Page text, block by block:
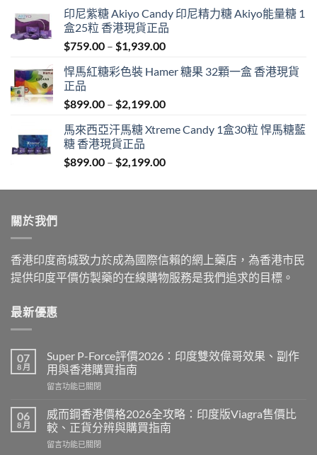
印尼紫糖 Akiyo Candy 印尼精力糖 Akiyo能量糖 1
盒25粒 香港現貨正品
$759.00 – $1,939.00Price
$759.00
$1,939.00
悍馬紅糖彩色裝 Hamer 糖果 32顆一盒 香港現貨
正品
$899.00 – $2,199.00Price
$899.00
$2,199.00
馬來西亞汗馬糖 Xtreme Candy 1盒30粒 悍馬糖藍
糖 香港現貨正品
$899.00 – $2,199.00Price
$899.00
關於我們
香港印度商城致力於成為國際信賴的網上藥店，為香港市民
提供印度平價仿製藥的在線購物服務是我們追求的目標。
最新優惠
07
8 月
Super P-Force評價2026：印度雙效偉哥效果、副作
用與香港購買指南
在
P-
Force
評
價
留言功能已關閉
06
8 月
威而鋼香港價格2026全攻略：印度版Viagra售價比
較、正貨分辨與購買指南
在
留言功能已關閉